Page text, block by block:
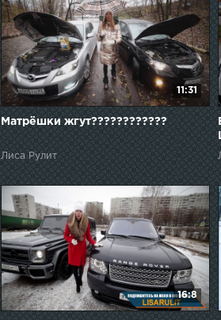
11:31
Матрёшки жгут????????????
Лиса Рулит
16:8